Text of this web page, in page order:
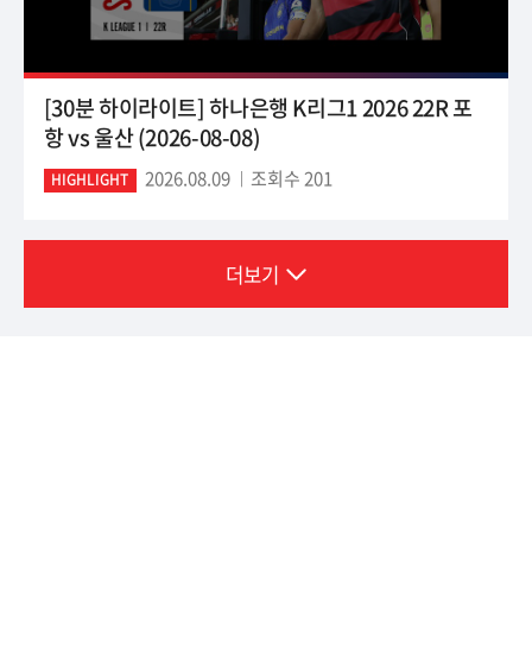
[30분 하이라이트] 하나은행 K리그1 2026 22R 포
항 vs 울산 (2026-08-08)
HIGHLIGHT 2026.08.09 조회수 201
더보기